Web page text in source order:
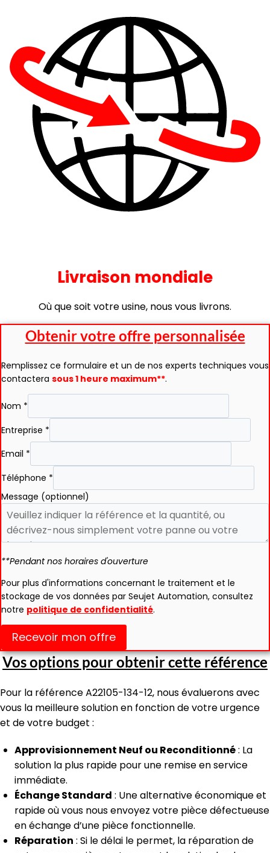
Livraison mondiale
Où que soit votre usine, nous vous livrons.
Obtenir votre offre personnalisée
Remplissez ce formulaire et un de nos experts techniques vous
contactera sous 1 heure maximum**.
Nom *
Entreprise *
Email *
Téléphone *
Message (optionnel)
**Pendant nos horaires d'ouverture
Pour plus d'informations concernant le traitement et le
stockage de vos données par Seujet Automation, consultez
notre politique de confidentialité.
Recevoir mon offre
Vos options pour obtenir cette référence
Pour la référence A22105-134-12, nous évaluerons avec
vous la meilleure solution en fonction de votre urgence
et de votre budget :
Approvisionnement Neuf ou Reconditionné: La
solution la plus rapide pour une remise en service
immédiate.
Échange Standard : Une alternative économique et
rapide où vous nous envoyez votre pièce défectueuse
en échange d’une pièce fonctionnelle.
Réparation : Si le délai le permet, la réparation de